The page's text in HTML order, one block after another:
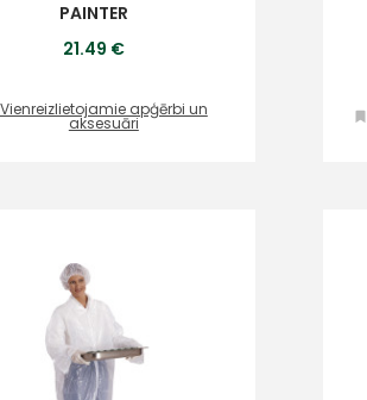
PAINTER
21.49 €
Vienreizlietojamie apģērbi un
aksesuāri